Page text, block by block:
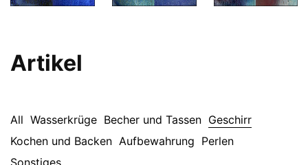
Artikel
All Wasserkrüge Becher und Tassen Geschirr
Kochen und Backen Aufbewahrung Perlen